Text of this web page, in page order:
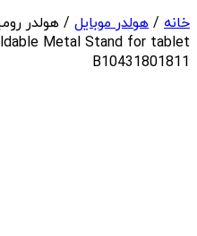
خانه / هولدر موبایل
Metal Stand for tablet
B10431801811